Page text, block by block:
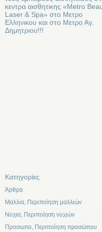
κεντρα αισθητικης «Metro
Laser & Spa» στο Μετρο
Ελληνικου και στο Μετρο Αγ.
Δημητριου!!!
Kατηγορίες
Άρθρα
Μαλλια, Περιποίηση μαλλιών
Νυχια, Περιποίηση νυχιών
Προσωπο, Περιποίηση προσώπου